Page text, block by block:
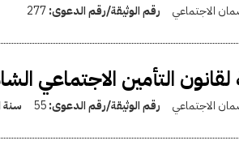
الاجتماعي رقم الوثيقة/رقم الدعوى:277
التأمين الاجتماعي الشامل
الاجتماعي رقم الوثيقة/رقم الدعوى:55 سنة